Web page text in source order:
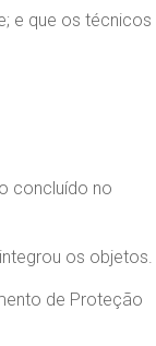
e que os técnicos
concluído no
os objetos.
de Proteção